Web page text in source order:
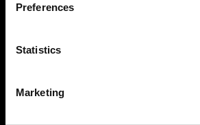
Preferences
Statistics
Marketing